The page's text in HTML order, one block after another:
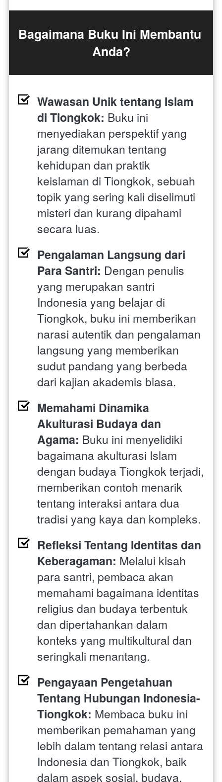
Bagaimana Buku Ini Membantu
Anda?
Wawasan Unik tentang Islam
di Tiongkok: Buku ini
menyediakan perspektif yang
jarang ditemukan tentang
kehidupan dan praktik
keislaman di Tiongkok, sebuah
topik yang sering kali diselimuti
misteri dan kurang dipahami
secara luas.
Pengalaman Langsung dari
Para Santri: Dengan penulis
yang merupakan santri
Indonesia yang belajar di
Tiongkok, buku ini memberikan
narasi autentik dan pengalaman
langsung yang memberikan
sudut pandang yang berbeda
dari kajian akademis biasa.
Memahami Dinamika
Akulturasi Budaya dan
Agama: Buku ini menyelidiki
bagaimana akulturasi Islam
dengan budaya Tiongkok terjadi,
memberikan contoh menarik
tentang interaksi antara dua
tradisi yang kaya dan kompleks.
Refleksi Tentang Identitas dan
Keberagaman: Melalui kisah
para santri, pembaca akan
memahami bagaimana identitas
religius dan budaya terbentuk
dan dipertahankan dalam
konteks yang multikultural dan
seringkali menantang.
Pengayaan Pengetahuan
Tentang Hubungan Indonesia-
Tiongkok: Membaca buku ini
memberikan pemahaman yang
lebih dalam tentang relasi antara
Indonesia dan Tiongkok, baik
dalam aspek sosial, budaya,